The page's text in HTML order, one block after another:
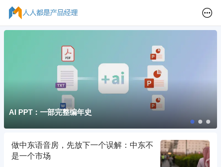
AI PPT：一部完整编年史
做中东语音房，先放下一个误解：中东不
是一个市场